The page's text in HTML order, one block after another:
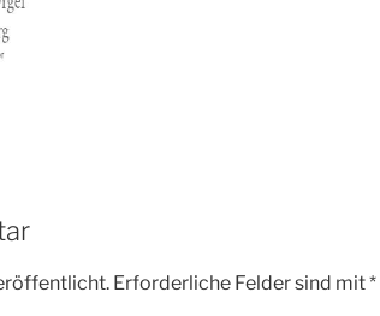
Erforderliche Felder sind mit*